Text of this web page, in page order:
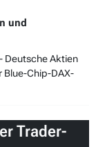
Trader-
und
Deutsche Aktien
Blue-Chip-DAX-